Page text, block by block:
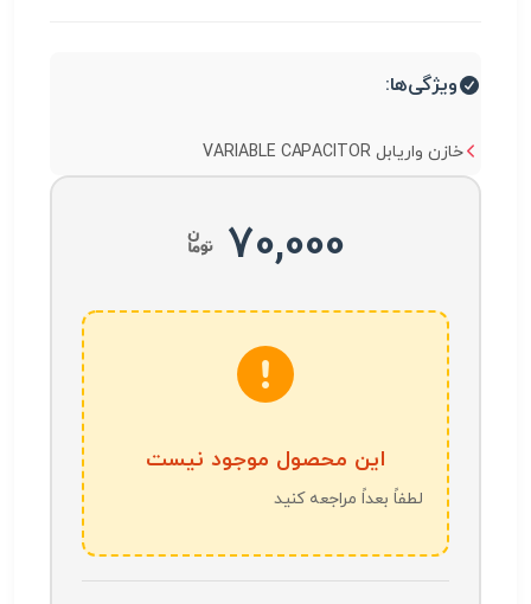
ویژگی‌ها:
خازن واریابل VARIABLE CAPACITOR
70,000
این محصول موجود نیست
لطفاً بعداً مراجعه کنید